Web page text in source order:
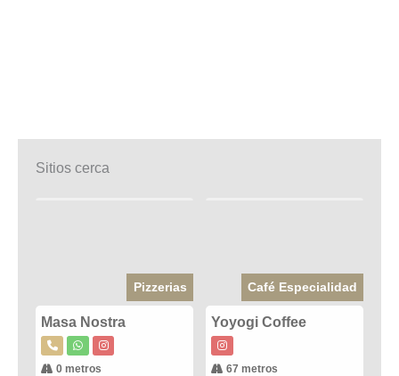
Sitios cerca
Pizzerias
Masa Nostra
0 metros
Café Especialidad
Yoyogi Coffee
67 metros